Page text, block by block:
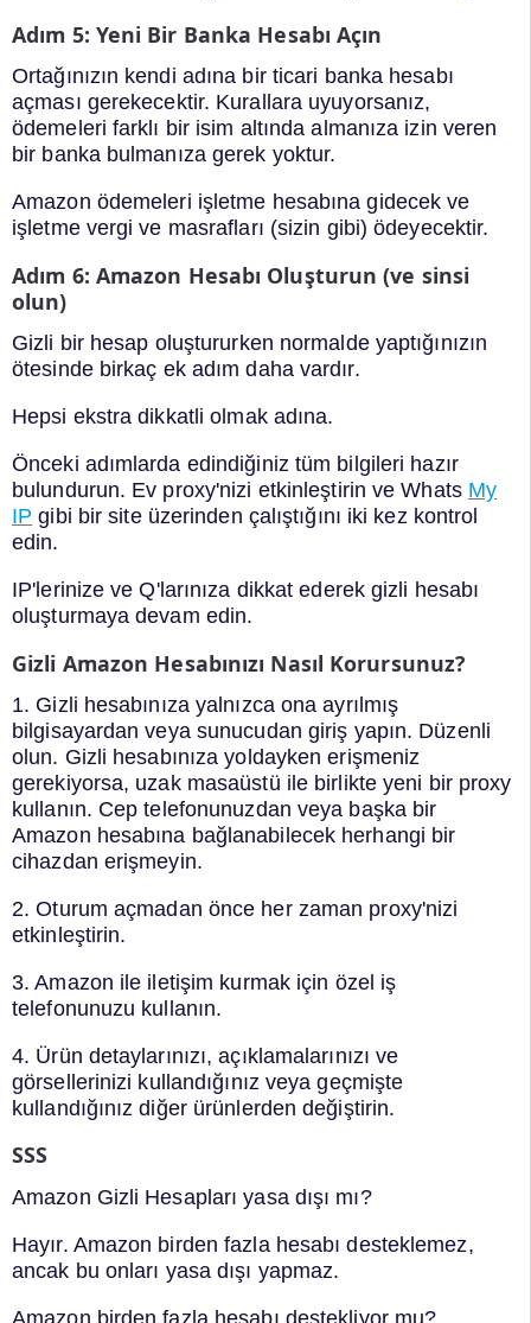
Adım 5: Yeni Bir Banka Hesabı Açın
Ortağınızın kendi adına bir ticari banka hesabı
açması gerekecektir. Kurallara uyuyorsanız,
ödemeleri farklı bir isim altında almanıza izin veren
bir banka bulmanıza gerek yoktur.
Amazon ödemeleri işletme hesabına gidecek ve
işletme vergi ve masrafları (sizin gibi) ödeyecektir.
Adım 6: Amazon Hesabı Oluşturun (ve sinsi
olun)
Gizli bir hesap oluştururken normalde yaptığınızın
ötesinde birkaç ek adım daha vardır.
Hepsi ekstra dikkatli olmak adına.
Önceki adımlarda edindiğiniz tüm bilgileri hazır
bulundurun. Ev proxy'nizi etkinleştirin ve Whats My
IP gibi bir site üzerinden çalıştığını iki kez kontrol
edin.
IP'lerinize ve Q'larınıza dikkat ederek gizli hesabı
oluşturmaya devam edin.
Gizli Amazon Hesabınızı Nasıl Korursunuz?
1. Gizli hesabınıza yalnızca ona ayrılmış
bilgisayardan veya sunucudan giriş yapın. Düzenli
olun. Gizli hesabınıza yoldayken erişmeniz
gerekiyorsa, uzak masaüstü ile birlikte yeni bir proxy
kullanın. Cep telefonunuzdan veya başka bir
Amazon hesabına bağlanabilecek herhangi bir
cihazdan erişmeyin.
2. Oturum açmadan önce her zaman proxy'nizi
etkinleştirin.
3. Amazon ile iletişim kurmak için özel iş
telefonunuzu kullanın.
4. Ürün detaylarınızı, açıklamalarınızı ve
görsellerinizi kullandığınız veya geçmişte
kullandığınız diğer ürünlerden değiştirin.
SSS
Amazon Gizli Hesapları yasa dışı mı?
Hayır. Amazon birden fazla hesabı desteklemez,
ancak bu onları yasa dışı yapmaz.
Amazon birden fazla hesabı destekliyor mu?